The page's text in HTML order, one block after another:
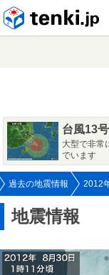
台風13
大型で非常
でいます
過去の地震情報 2012
地震情報